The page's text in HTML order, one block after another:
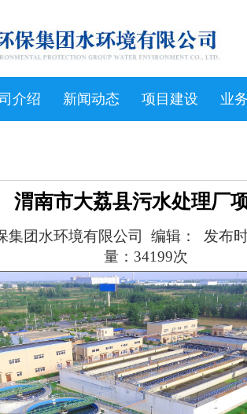
介绍 新闻动态 项目建设 业
渭南市大荔县污水处理厂
集团水环境有限公司 编辑： 发布
量：34199次